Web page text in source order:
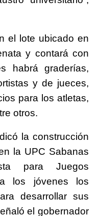
el lote ubicado en
y contará con
habrá graderías,
y de jueces,
para los atletas,
otros.
la construcción
la UPC Sabanas
para Juegos
los jóvenes los
desarrollar sus
el gobernador